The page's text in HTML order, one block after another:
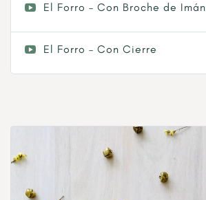
El Forro – Con Broche de Imán
El Forro – Con Cierre